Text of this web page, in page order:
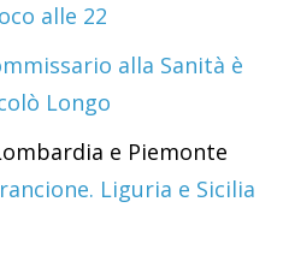
alle 22
alla Sanità è
Longo
e Piemonte
Liguria e Sicilia